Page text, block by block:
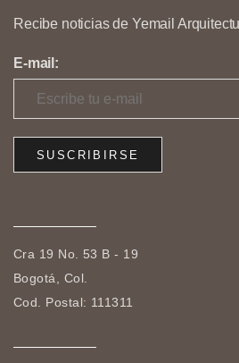
Recibe noticias de Yemail
E-mail:
Cra 19 No. 53 B - 19
Bogotá, Col.
Cod. Postal: 111311